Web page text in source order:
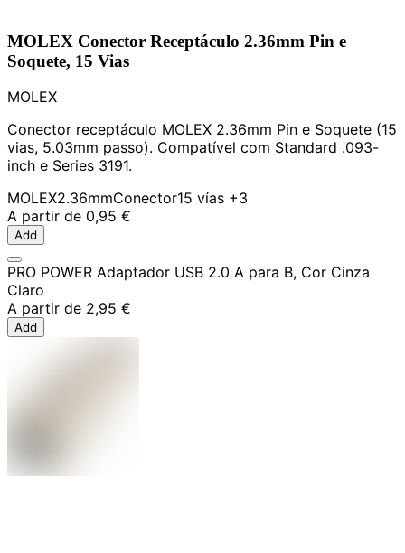
MOLEX Conector Receptáculo 2.36mm Pin e
Soquete, 15 Vias
MOLEX
Conector receptáculo MOLEX 2.36mm Pin e Soquete (15
vias, 5.03mm passo). Compatível com Standard .093-
inch e Series 3191.
MOLEX2.36mmConector15 vías +3
A partir de 0,95 €
Add
PRO POWER Adaptador USB 2.0 A para B, Cor Cinza
Claro
A partir de 2,95 €
Add